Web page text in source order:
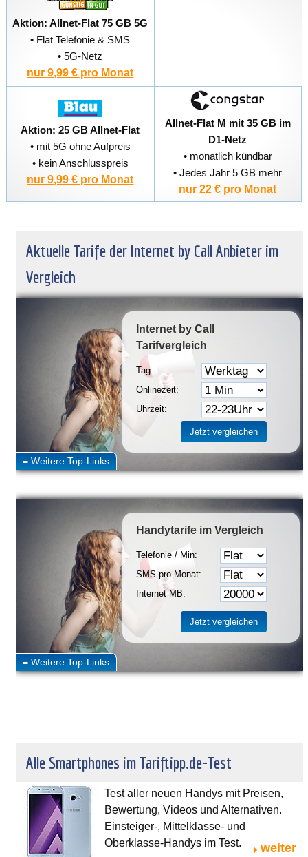
Aktion: Allnet-Flat 75 GB 5G
• Flat Telefonie & SMS
• 5G-Netz
nur 9,99 € pro Monat
Aktion: 25 GB Allnet-Flat
• mit 5G ohne Aufpreis
• kein Anschlusspreis
nur 9,99 € pro Monat
Allnet-Flat M mit 35 GB im
D1-Netz
• monatlich kündbar
• Jedes Jahr 5 GB mehr
nur 22 € pro Monat
Aktuelle Tarife der Internet by Call Anbieter im
Vergleich
Internet by Call
Tarifvergleich
Tag:
Onlinezeit:
Uhrzeit:
Handytarife im Vergleich
Telefonie / Min:
SMS pro Monat:
Internet MB:
Alle Smartphones im Tariftipp.de-Test
Test aller neuen Handys mit Preisen,
Bewertung, Videos und Alternativen.
Einsteiger-, Mittelklasse- und
Oberklasse-Handys im Test.
weiter